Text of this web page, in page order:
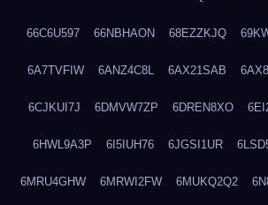
66C6U597 66NBHAON 68EZZKJQ
6A7TVFIW 6ANZ4C8L 6AX21SAB
6CJKUI7J 6DMVW7ZP 6DREN8XO
6HWL9A3P 6I5IUH76 6JGSI1UR
6MRU4GHW 6MRWI2FW 6MUKQ2Q2